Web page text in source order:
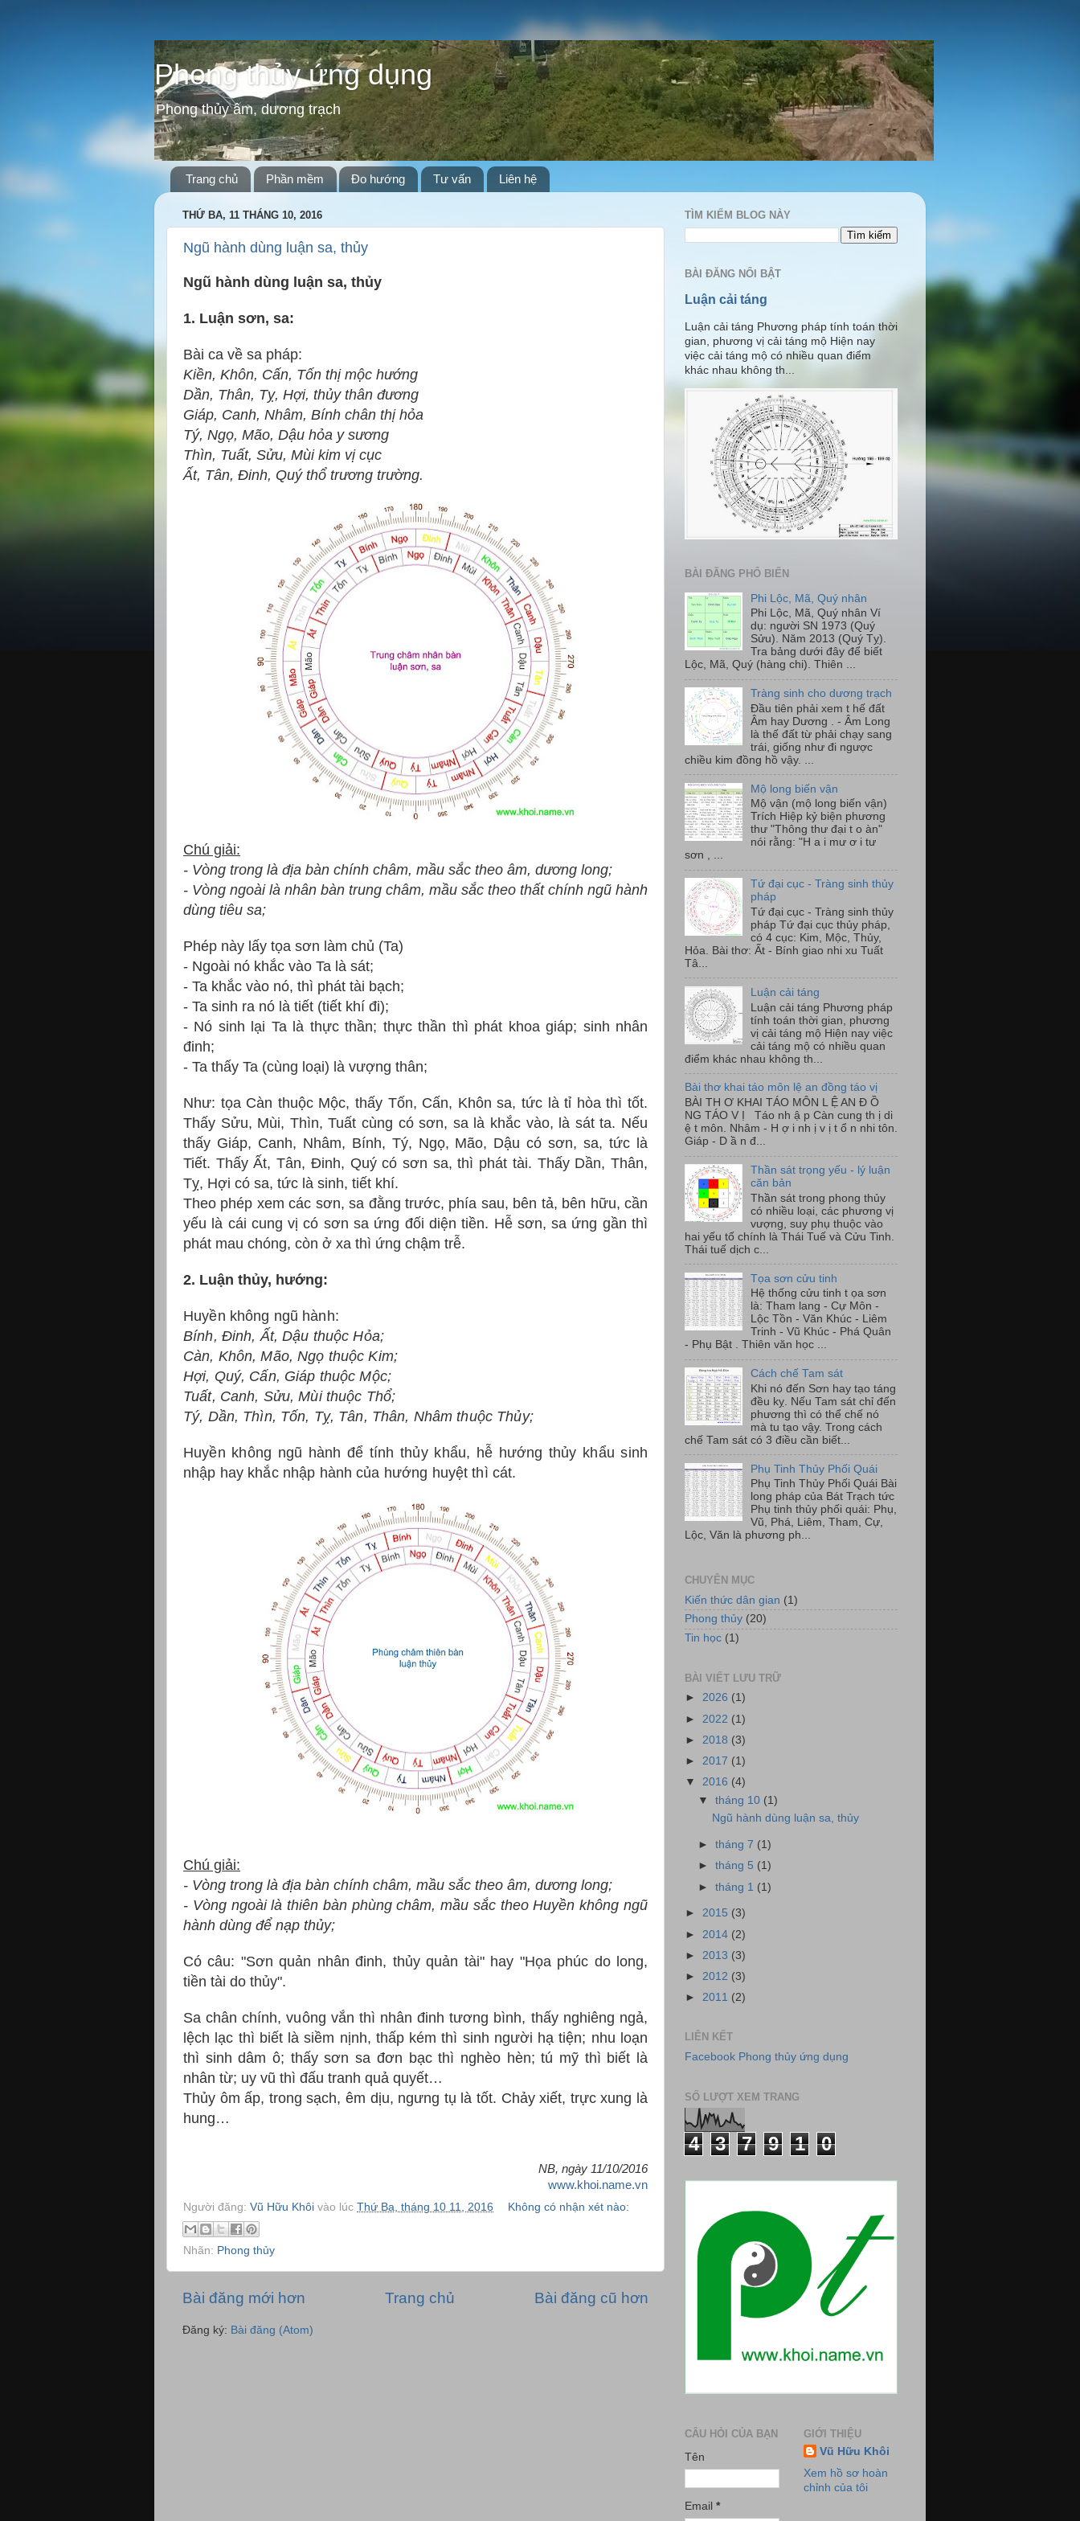
Phong thủy ứng dụng
Phong thủy âm, dương trạch
Trang chủ Phần mềm Đo hướng Tư vấn Liên hệ
THỨ BA, 11 THÁNG 10, 2016
Ngũ hành dùng luận sa, thủy
Ngũ hành dùng luận sa, thủy
1. Luận sơn, sa:
Bài ca về sa pháp:
Kiền, Khôn, Cấn, Tốn thị mộc hướng
Dần, Thân, Tỵ, Hợi, thủy thân đương
Giáp, Canh, Nhâm, Bính chân thị hỏa
Tý, Ngọ, Mão, Dậu hỏa y sương
Thìn, Tuất, Sửu, Mùi kim vị cục
Ất, Tân, Đinh, Quý thổ trương trường.
Chú giải:
- Vòng trong là địa bàn chính châm, mầu sắc theo âm, dương long;
- Vòng ngoài là nhân bàn trung châm, mầu sắc theo thất chính ngũ hành
dùng tiêu sa;
Phép này lấy tọa sơn làm chủ (Ta)
- Ngoài nó khắc vào Ta là sát;
- Ta khắc vào nó, thì phát tài bạch;
- Ta sinh ra nó là tiết (tiết khí đi);
- Nó sinh lại Ta là thực thần; thực thần thì phát khoa giáp; sinh nhân
đinh;
- Ta thấy Ta (cùng loại) là vượng thân;
Như: tọa Càn thuộc Mộc, thấy Tốn, Cấn, Khôn sa, tức là tỉ hòa thì tốt.
Thấy Sửu, Mùi, Thìn, Tuất cùng có sơn, sa là khắc vào, là sát ta. Nếu
thấy Giáp, Canh, Nhâm, Bính, Tý, Ngọ, Mão, Dậu có sơn, sa, tức là
Tiết. Thấy Ất, Tân, Đinh, Quý có sơn sa, thì phát tài. Thấy Dần, Thân,
Tỵ, Hợi có sa, tức là sinh, tiết khí.
Theo phép xem các sơn, sa đằng trước, phía sau, bên tả, bên hữu, cần
yếu là cái cung vị có sơn sa ứng đối diện tiền. Hễ sơn, sa ứng gần thì
phát mau chóng, còn ở xa thì ứng chậm trễ.
2. Luận thủy, hướng:
Huyền không ngũ hành:
Bính, Đinh, Ất, Dậu thuộc Hỏa;
Càn, Khôn, Mão, Ngọ thuộc Kim;
Hợi, Quý, Cấn, Giáp thuộc Mộc;
Tuất, Canh, Sửu, Mùi thuộc Thổ;
Tý, Dần, Thìn, Tốn, Tỵ, Tân, Thân, Nhâm thuộc Thủy;
Huyền không ngũ hành để tính thủy khẩu, hễ hướng thủy khẩu sinh
nhập hay khắc nhập hành của hướng huyệt thì cát.
Chú giải:
- Vòng trong là địa bàn chính châm, mầu sắc theo âm, dương long;
- Vòng ngoài là thiên bàn phùng châm, mầu sắc theo Huyền không ngũ
hành dùng để nạp thủy;
Có câu: "Sơn quản nhân đinh, thủy quản tài" hay "Họa phúc do long,
tiền tài do thủy".
Sa chân chính, vuông vắn thì nhân đinh tương bình, thấy nghiêng ngả,
lệch lạc thì biết là siềm nịnh, thấp kém thì sinh người hạ tiện; nhu loạn
thì sinh dâm ô; thấy sơn sa đơn bạc thì nghèo hèn; tú mỹ thì biết là
nhân từ; uy vũ thì đấu tranh quả quyết…
Thủy ôm ấp, trong sạch, êm dịu, ngưng tụ là tốt. Chảy xiết, trực xung là
hung…
NB, ngày 11/10/2016
www.khoi.name.vn
Người đăng: Vũ Hữu Khôi vào lúc Thứ Ba, tháng 10 11, 2016 Không có nhận xét nào:
Nhãn: Phong thủy
Bài đăng mới hơn Bài đăng cũ hơn
Trang chủ
Đăng ký: Bài đăng (Atom)
TÌM KIẾM BLOG NÀY
BÀI ĐĂNG NỔI BẬT
Luận cải táng
Luận cải táng Phương pháp tính toán thời
gian, phương vị cải táng mộ Hiện nay
việc cải táng mộ có nhiều quan điểm
khác nhau không th...
BÀI ĐĂNG PHỔ BIẾN
Phi Lộc, Mã, Quý nhân
Phi Lộc, Mã, Quý nhân Ví
dụ: người SN 1973 (Quý
Sửu). Năm 2013 (Quý Tỵ).
Tra bảng dưới đây để biết
Lộc, Mã, Quý (hàng chi). Thiên ...
Tràng sinh cho dương trạch
Đầu tiên phải xem t hế đất
Âm hay Dương . - Âm Long
là thế đất từ phải chạy sang
trái, giống như đi ngược
chiều kim đồng hồ vậy. ...
Mộ long biến vận
Mộ vận (mộ long biến vận)
Trích Hiệp kỷ biện phương
thư "Thông thư đại t o àn"
nói rằng: "H a i mư ơ i tư
sơn , ...
Tứ đại cục - Tràng sinh thủy
pháp
Tứ đại cục - Tràng sinh thủy
pháp Tứ đại cục thủy pháp,
có 4 cục: Kim, Mộc, Thủy,
Hỏa. Bài thơ: Ất - Bính giao nhi xu Tuất
Tâ...
Luận cải táng
Luận cải táng Phương pháp
tính toán thời gian, phương
vị cải táng mộ Hiện nay việc
cải táng mộ có nhiều quan
điểm khác nhau không th...
Bài thơ khai táo môn lệ an đồng táo vị
BÀI TH Ơ KHAI TÁO MÔN L Ệ AN Đ Ồ
NG TÁO V Ị Táo nh ậ p Càn cung th ị di
ệ t môn. Nhâm - H ợ i nh ị v ị t ổ n nhi tôn.
Giáp - D ầ n đ...
Thần sát trọng yếu - lý luận
căn bản
Thần sát trong phong thủy
có nhiều loại, các phương vị
vượng, suy phụ thuộc vào
hai yếu tố chính là Thái Tuế và Cửu Tinh.
Thái tuế dịch c...
Tọa sơn cửu tinh
Hệ thống cửu tinh t ọa sơn
là: Tham lang - Cự Môn -
Lộc Tồn - Văn Khúc - Liêm
Trinh - Vũ Khúc - Phá Quân
- Phụ Bật . Thiên văn học ...
Cách chế Tam sát
Khi nó đến Sơn hay tạo táng
đều kỵ. Nếu Tam sát chỉ đến
phương thì có thể chế nó
mà tu tạo vậy. Trong cách
chế Tam sát có 3 điều cần biết...
Phụ Tinh Thủy Phối Quái
Phụ Tinh Thủy Phối Quái Bài
long pháp của Bát Trạch tức
Phụ tinh thủy phối quái: Phụ,
Vũ, Phá, Liêm, Tham, Cự,
Lộc, Văn là phương ph...
CHUYÊN MỤC
Kiến thức dân gian (1)
Phong thủy (20)
Tin học (1)
BÀI VIẾT LƯU TRỮ
► 2026 (1)
► 2022 (1)
► 2018 (3)
► 2017 (1)
▼ 2016 (4)
▼tháng 10 (1)
Ngũ hành dùng luận sa, thủy
►tháng 7 (1)
►tháng 5 (1)
►tháng 1 (1)
► 2015 (3)
► 2014 (2)
► 2013 (3)
► 2012 (3)
► 2011 (2)
LIÊN KẾT
Facebook Phong thủy ứng dụng
SỐ LƯỢT XEM TRANG
4 3 7 9 1 0
CÂU HỎI CỦA BẠN
Tên
Email *
GIỚI THIỆU
Vũ Hữu Khôi
Xem hồ sơ hoàn
chỉnh của tôi